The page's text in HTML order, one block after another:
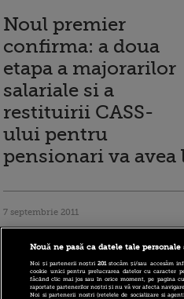
Noul premier
confirma: a doua
etapa a majorarilor
salariale si a
restituirii CASS-
ului pentru
pensionari va
7 septembrie 2011
Introducerea CASS
la pensiile intre 740
Nouă ne pasă ca datele tale
Noi și partenerii noștri201stocăm și/sau accesăm
cookie unici pentru prelucrarea datelor cu caracter
făcând clic mai jos sau în orice moment, pe pagina
raportate partenerilor noștri și nu vă vor afecta
Noi si partenerii nostri (retelele de socializare si